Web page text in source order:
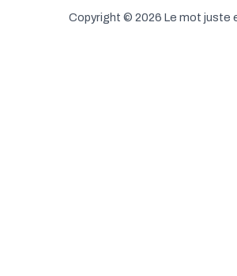
Copyright © 2026 Le mot juste